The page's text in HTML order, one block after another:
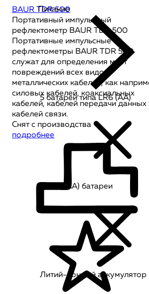
BAUR TDR 500
Портативный импульсный
рефлектометр BAUR TDR 500
Портативные импульсные
рефлектометры BAUR TDR 500
служат для определения мест
повреждений всех видов
металлических кабелей, как
силовых кабелей, коаксиальных
кабелей, кабелей передачи данных
кабелей связи.
Снят с производства
подробнее
Питание
5 батарей типа LR6 (AA)
4 LR6 (AA) батареи
Литий-ионный аккумулятор